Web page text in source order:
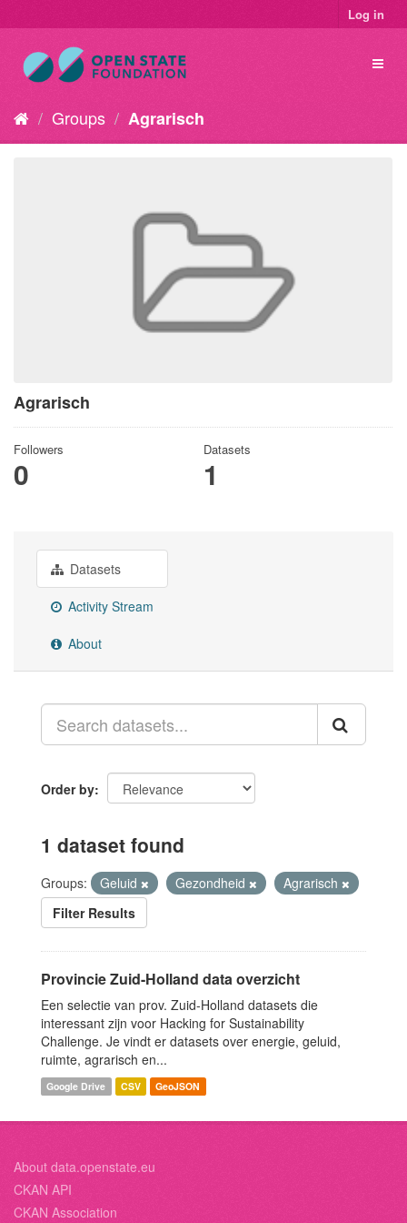
Log in
Groups Agrarisch
Agrarisch
Followers
0
Datasets
1
Datasets
Activity Stream
About
Order by
1 dataset found
Groups: Geluid Gezondheid
Agrarisch
Filter Results
Provincie Zuid-Holland data overzicht
Een selectie van prov. Zuid-Holland datasets die
interessant zijn voor Hacking for Sustainability
Challenge. Je vindt er datasets over energie, geluid,
ruimte, agrarisch en...
Google Drive CSV GeoJSON
About data.openstate.eu
CKAN API
CKAN Association